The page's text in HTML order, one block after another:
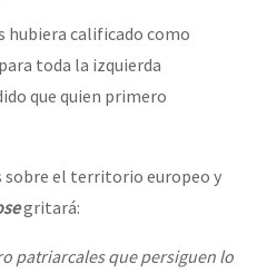
hubiera calificado como
toda la izquierda
que quien primero
sobre el territorio europeo y
gritará:
patriarcales que persiguen lo